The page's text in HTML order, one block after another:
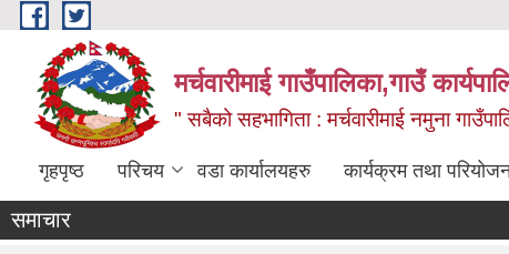
Skip to main content
मर्चवारीमाई गाउँपालिका,गाउँ
" सबैको सहभागिता : मर्चवारीमाई नमुना
गृहपृष्ठ परिचय वडा कार्यालयहरु कार्यक्रम तथा
समाचार